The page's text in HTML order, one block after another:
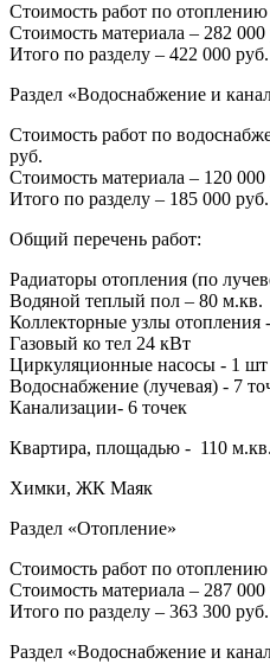
Стоимость работ по
Стоимость материала – 282 000
Итого по разделу – 422 000 руб.
Раздел «Водоснабжение и
Стоимость работ по
руб.
Стоимость материала – 120 000
Итого по разделу – 185 000 руб.
Общий перечень работ:
Радиаторы отопления (по
Водяной теплый пол – 80 м.кв.
Коллекторные узлы отопления
Газовый ко тел 24 кВт
Циркуляционные насосы - 1 шт
Водоснабжение (лучевая) - 7
Канализации- 6 точек
Квартира, площадью - 110 м.кв.
Химки, ЖК Маяк
Раздел «Отопление»
Стоимость работ по
Стоимость материала – 287 000
Итого по разделу – 363 300 руб.
Раздел «Водоснабжение и